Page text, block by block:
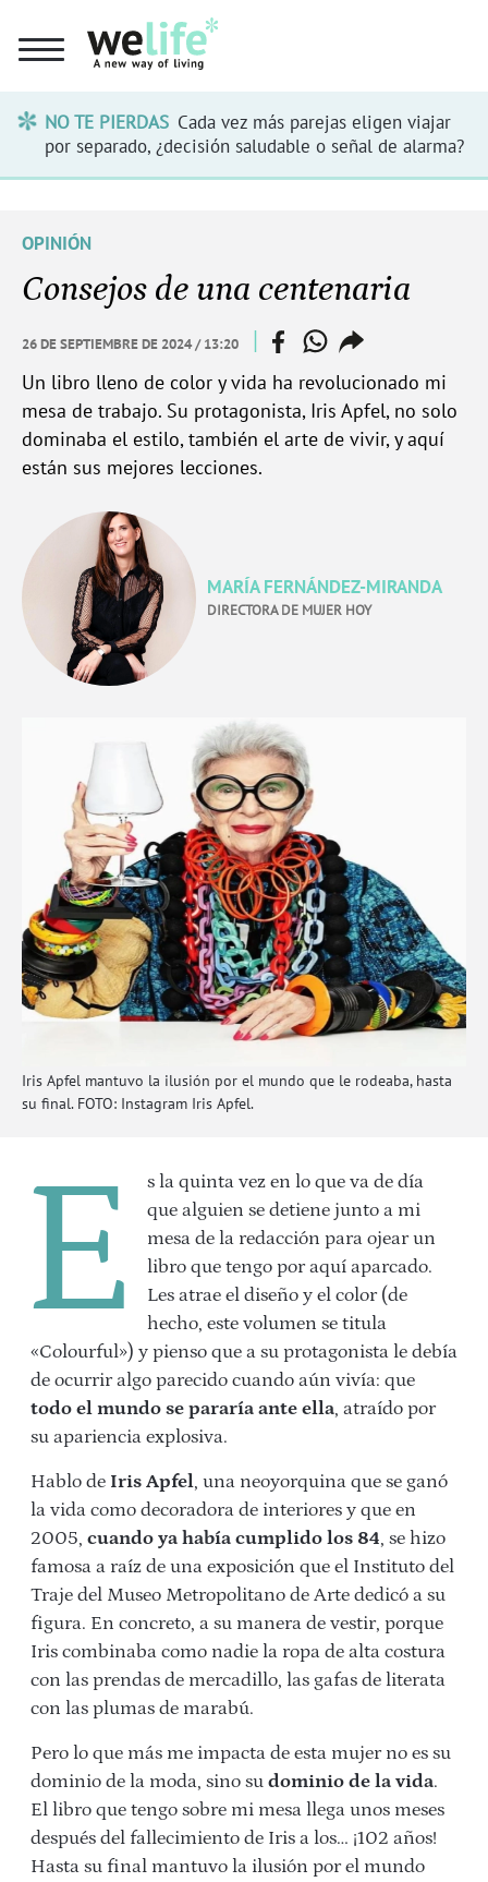
NO TE PIERDAS Cada vez más parejas eligen viajar
por separado, ¿decisión saludable o señal de alarma?
OPINIÓN
Consejos de una centenaria
26 DE SEPTIEMBRE DE 2024 / 13:20 | facebookwhatsappcompartir
enlace
Un libro lleno de color y vida ha revolucionado mi
mesa de trabajo. Su protagonista, Iris Apfel, no solo
dominaba el estilo, también el arte de vivir, y aquí
están sus mejores lecciones.
MARÍA FERNÁNDEZ-MIRANDA
DIRECTORA DE MUJER HOY
Iris Apfel mantuvo la ilusión por el mundo que le rodeaba, hasta
su final. FOTO: Instagram Iris Apfel.
E
s la quinta vez en lo que va de día
que alguien se detiene junto a mi
mesa de la redacción para ojear un
libro que tengo por aquí aparcado.
Les atrae el diseño y el color (de
hecho, este volumen se titula
«Colourful») y pienso que a su protagonista le debía
de ocurrir algo parecido cuando aún vivía: que
todo el mundo se pararía ante ella, atraído por
su apariencia explosiva.
Hablo de Iris Apfel, una neoyorquina que se ganó
la vida como decoradora de interiores y que en
2005, cuando ya había cumplido los 84, se hizo
famosa a raíz de una exposición que el Instituto del
Traje del Museo Metropolitano de Arte dedicó a su
figura. En concreto, a su manera de vestir, porque
Iris combinaba como nadie la ropa de alta costura
con las prendas de mercadillo, las gafas de literata
con las plumas de marabú.
Pero lo que más me impacta de esta mujer no es su
dominio de la moda, sino su dominio de la vida.
El libro que tengo sobre mi mesa llega unos meses
después del fallecimiento de Iris a los… ¡102 años!
Hasta su final mantuvo la ilusión por el mundo